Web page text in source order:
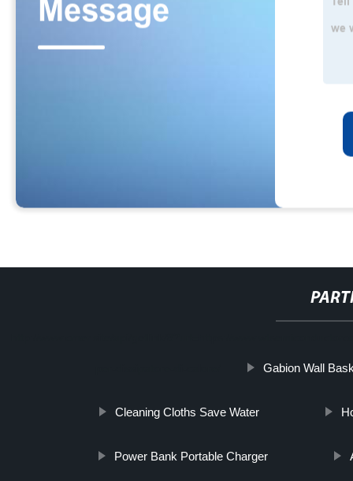
Gabion Wall
Cleaning Cloths Save Water
Power Bank Portable Charger